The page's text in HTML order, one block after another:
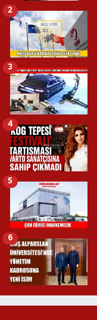
2
3
4
5
6